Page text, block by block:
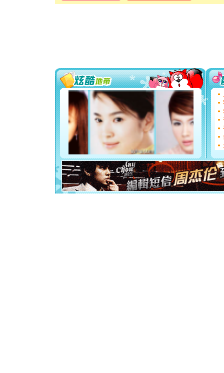
卖了。水
你太多，
要平安
[圣诞节]
能正大
都要快乐
[圣诞节]
如意,快
[元旦]
看
断电。
你是我
[元旦]如
起；二是
离。水晶
[元旦]当
泣，这痛